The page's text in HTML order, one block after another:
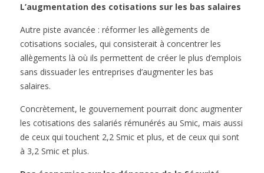
L’augmentation des cotisations sur les bas salaires
Autre piste avancée : réformer les allègements de
cotisations sociales, qui consisterait à concentrer les
allègements là où ils permettent de créer le plus d’emplois
sans dissuader les entreprises d’augmenter les bas
salaires.
Concrètement, le gouvernement pourrait donc augmenter
les cotisations des salariés rémunérés au Smic, mais aussi
de ceux qui touchent 2,2 Smic et plus, et de ceux qui sont
à 3,2 Smic et plus.